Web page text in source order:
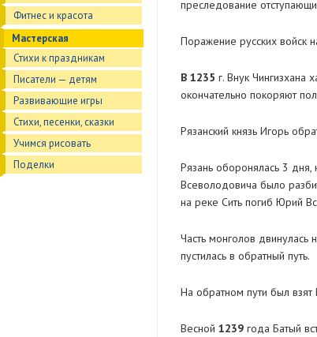
Фитнес и красота
Мастерская
Стихи к праздникам
Писатели — детям
Развивающие игры
Стихи, песенки, сказки
Учимся рисовать
Поделки
преследование
Поражение русских войск
В 1235 г. Внук Чингизхана
окончательно покоряют
Рязанский князь Игорь
Рязань оборонялась 3
Всеволодовича было
на реке Сить погиб Юрий
Часть монголов
пустилась в обратный путь.
На обратном пути был взят
Весной 1239 года Батый